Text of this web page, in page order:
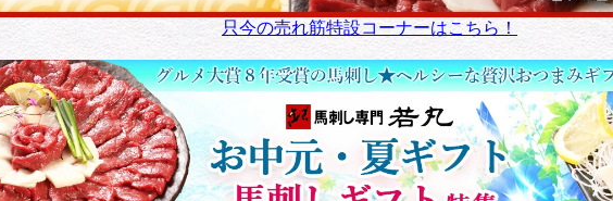
只今の売れ筋特設コーナーはこちら！